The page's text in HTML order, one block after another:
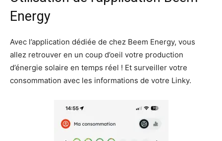
Energy
Avec l’application dédiée de chez Beem Energy, vous
allez retrouver en un coup d’oeil votre production
d’énergie solaire en temps réel ! Et surveiller votre
consommation avec les informations de votre Linky.